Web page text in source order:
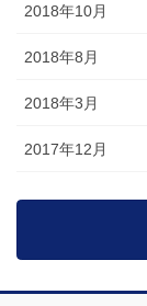
2018年10月
2018年8月
2018年3月
2017年12月